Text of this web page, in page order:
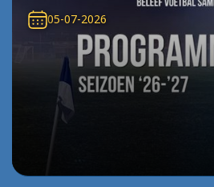
05-07-2026